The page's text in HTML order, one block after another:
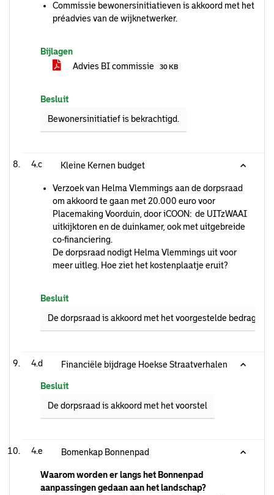
Commissie bewonersinitiatieven is akkoord met het
préadvies van de wijknetwerker.
Bijlagen
Advies BI commissie
30 KB
Besluit
Bewonersinitiatief is bekrachtigd.
4.c Kleine Kernen budget
Verzoek van Helma Vlemmings aan de dorpsraad
om akkoord te gaan met 20.000 euro voor
Placemaking Voorduin, door iCOON: de UITzWAAI
uitkijktoren en de duinkamer, ook met uitgebreide
co-financiering.
De dorpsraad nodigt Helma Vlemmings uit voor
meer uitleg. Hoe ziet het kostenplaatje eruit?
Besluit
De dorpsraad is akkoord met het voorgestelde bedrag.
4.d Financiële bijdrage Hoekse Straatverhalen
Besluit
De dorpsraad is akkoord met het voorstel
4.e Bomenkap Bonnenpad
Waarom worden er langs het Bonnenpad
aanpassingen gedaan aan het landschap?